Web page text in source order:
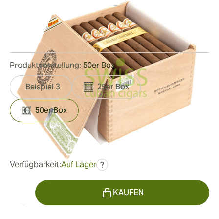
49 Länge:194 mm / 7.6 Zoll
Rezensionen
war1.046,47 €
Verfügbarkeit:Auf Lager ?
Produktvorstellung: 50er Box
Beispiel 3 25er Box
50er Box
KAUFEN